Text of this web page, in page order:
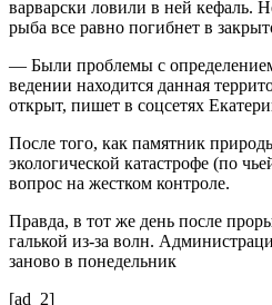
варварски ловили в ней кефаль.
рыба все равно погибнет в
— Были проблемы с
ведении находится данная
открыт, пишет в соцсетях
После того, как памятник
экологической катастрофе (по
вопрос на жестком контроле.
Правда, в тот же день после
галькой из-за волн.
заново в понедельник
[ad_2]